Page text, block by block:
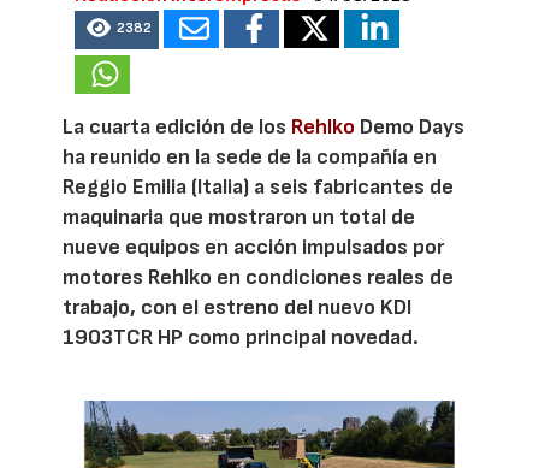
2382
La cuarta edición de los Rehlko Demo Days
ha reunido en la sede de la compañía en
Reggio Emilia (Italia) a seis fabricantes de
maquinaria que mostraron un total de
nueve equipos en acción impulsados por
motores Rehlko en condiciones reales de
trabajo, con el estreno del nuevo KDI
1903TCR HP como principal novedad.